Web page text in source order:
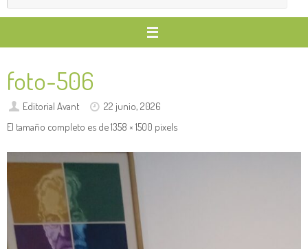
foto-506
Editorial Avant
22 junio, 2026
El tamaño completo es de1358 × 1500 pixels